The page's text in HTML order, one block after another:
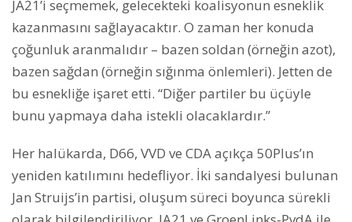
JA21’i seçmemek, gelecekteki koalisyonun esneklik
kazanmasını sağlayacaktır. O zaman her konuda
çoğunluk aranmalıdır – bazen soldan (örneğin azot),
bazen sağdan (örneğin sığınma önlemleri). Jetten de
bu esnekliğe işaret etti. “Diğer partiler bu üçüyle
bunu yapmaya daha istekli olacaklardır.”
Her halükarda, D66, VVD ve CDA açıkça 50Plus’ın
yeniden katılımını hedefliyor. İki sandalyesi bulunan
Jan Struijs’in partisi, oluşum süreci boyunca sürekli